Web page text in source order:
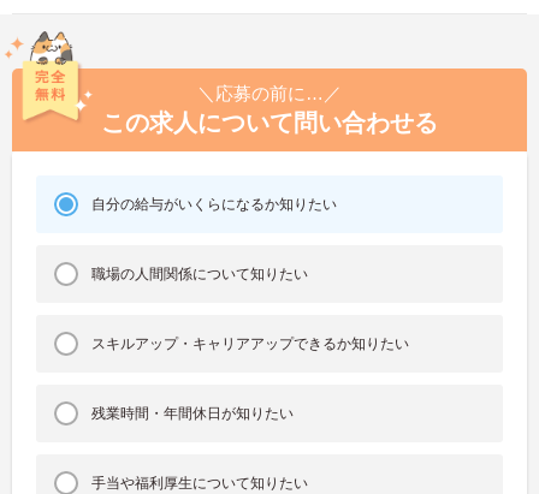
＼応募の前に…／
この求人について問い合わせる
自分の給与がいくらになるか知りたい
職場の人間関係について知りたい
スキルアップ・キャリアアップできるか知りたい
残業時間・年間休日が知りたい
手当や福利厚生について知りたい